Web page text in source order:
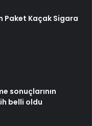
Paket Kaçak Sigara
sonuçlarının
belli oldu